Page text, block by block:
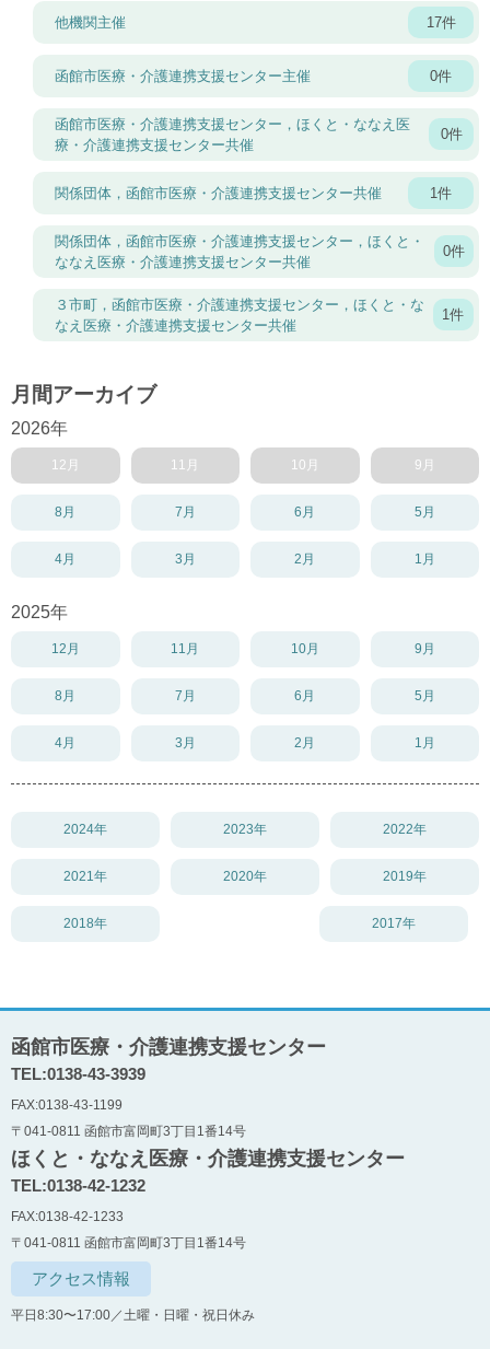
他機関主催 17件
函館市医療・介護連携支援センター主催 0件
函館市医療・介護連携支援センター，ほくと・ななえ医
療・介護連携支援センター共催
0件
関係団体，函館市医療・介護連携支援センター共催 1件
関係団体，函館市医療・介護連携支援センター，ほくと・
ななえ医療・介護連携支援センター共催
0件
３市町，函館市医療・介護連携支援センター，ほくと・な
なえ医療・介護連携支援センター共催
1件
月間アーカイブ
2026年
12月 11月 10月 9月
8月 7月 6月 5月
4月 3月 2月 1月
2025年
12月 11月 10月 9月
8月 7月 6月 5月
4月 3月 2月 1月
2024年 2023年 2022年
2021年 2020年 2019年
2018年 2017年
函館市医療・介護連携支援センター
TEL:0138-43-3939
FAX:0138-43-1199
〒041-0811 函館市富岡町3丁目1番14号
ほくと・ななえ医療・介護連携支援センター
TEL:0138-42-1232
FAX:0138-42-1233
〒041-0811 函館市富岡町3丁目1番14号
アクセス情報
平日8:30〜17:00／土曜・日曜・祝日休み